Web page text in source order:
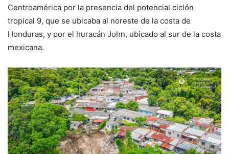
Centroamérica por la presencia del potencial ciclón
tropical 9, que se ubicaba al noreste de la costa de
Honduras, y por el huracán John, ubicado al sur de la costa
mexicana.